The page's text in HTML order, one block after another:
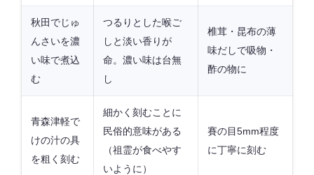
秋田でじゅ
んさいを濃
い味で煮込
む
つるりとした喉ご
しと淡い香りが
命。濃い味は台無
し
椎茸・昆布の薄
味だしで吸物・
酢の物に
青森津軽で
けの汁の具
を粗く刻む
細かく刻むことに
民俗的意味がある
（祖霊が食べやす
いように）
賽の目5mm程度
に丁寧に刻む